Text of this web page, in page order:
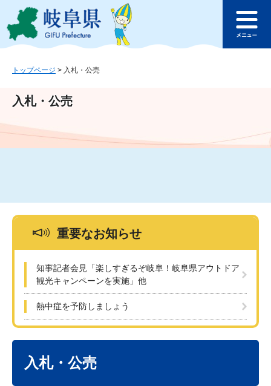
ジ
ュ
文
このページの本文へ
ュ
トップページ > 入札・公売
入札・公売
重要なお知らせ
知事記者会見「楽しすぎるぞ岐阜！岐阜県アウトドア
観光キャンペーンを実施」他
熱中症を予防しましょう
入札・公売